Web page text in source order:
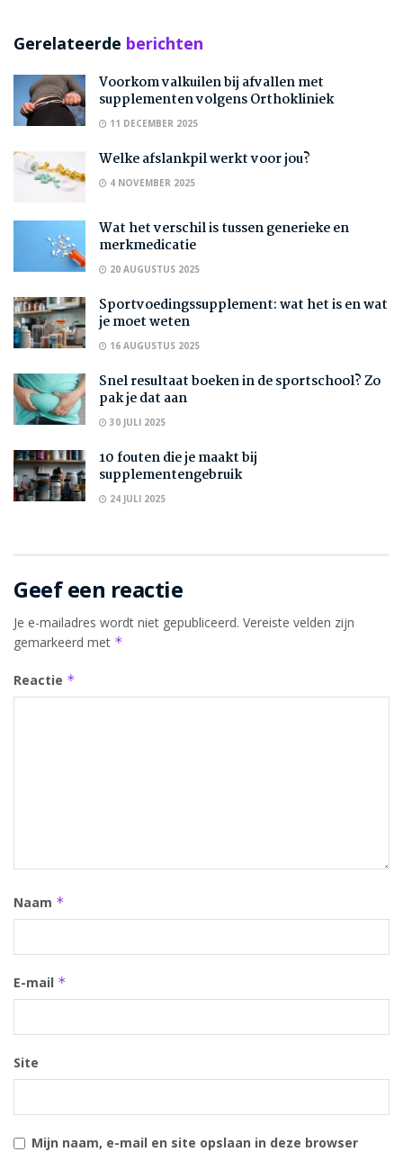
Gerelateerde berichten
Voorkom valkuilen bij afvallen met
supplementen volgens Orthokliniek
11 DECEMBER 2025
Welke afslankpil werkt voor jou?
4 NOVEMBER 2025
Wat het verschil is tussen generieke en
merkmedicatie
20 AUGUSTUS 2025
Sportvoedingssupplement: wat het is en wat
je moet weten
16 AUGUSTUS 2025
Snel resultaat boeken in de sportschool? Zo
pak je dat aan
30 JULI 2025
10 fouten die je maakt bij
supplementengebruik
24 JULI 2025
Geef een reactie
Je e-mailadres wordt niet gepubliceerd. Vereiste velden zijn
gemarkeerd met *
Reactie *
Naam *
E-mail *
Site
Mijn naam, e-mail en site opslaan in deze browser